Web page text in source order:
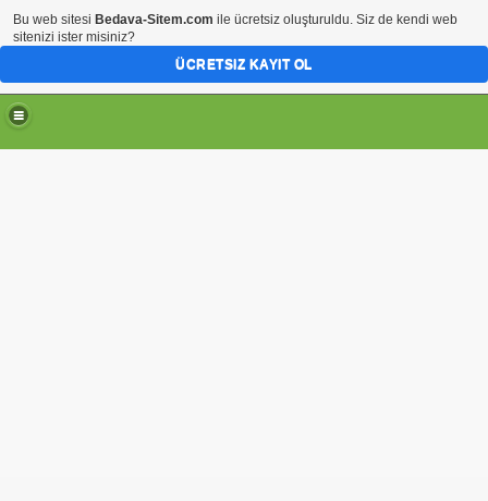
Bu web sitesi Bedava-Sitem.com ile ücretsiz oluşturuldu. Siz de kendi web
sitenizi ister misiniz?
ÜCRETSIZ KAYIT OL